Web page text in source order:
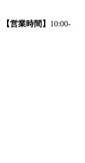
【営業時間】 10:00-